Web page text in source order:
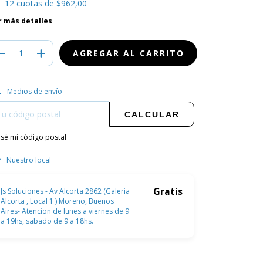
12 cuotas de $962,00
más detalles
para el CP:
Medios de envío
CALCULAR
mi código postal
Nuestro local
Js Soluciones - Av Alcorta 2862 (Galeria
Alcorta , Local 1 ) Moreno, Buenos
Aires- Atencion de lunes a viernes de 9
a 19hs, sabado de 9 a 18hs.
Gratis